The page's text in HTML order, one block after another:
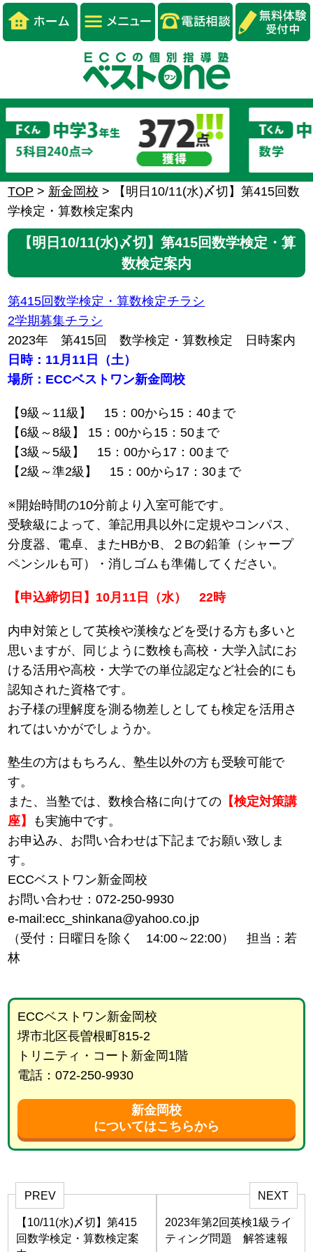
TOP > 新金岡校 >
【明日10/11(水)〆切】第415回数
学検定・算数検定案内
【明日10/11(水)〆切】第415回数学検定・算
数検定案内
第415回数学検定・算数検定チラシ
2学期募集チラシ
2023年 第415回 数学検定・算数検定 日時案内
日時：11月11日（土）
場所：ECCベストワン新金岡校
【9級～11級】 15：00から15：40まで
【6級～8級】 15：00から15：50まで
【3級～5級】 15：00から17：00まで
【2級～準2級】 15：00から17：30まで
※開始時間の10分前より入室可能です。
受験級によって、筆記用具以外に定規やコンパス、
分度器、電卓、またHBかB、２Bの鉛筆（シャープ
ペンシルも可）・消しゴムも準備してください。
【申込締切日】10月11日（水） 22時
内申対策として英検や漢検などを受ける方も多いと
思いますが、同じように数検も高校・大学入試にお
ける活用や高校・大学での単位認定など社会的にも
認知された資格です。
お子様の理解度を測る物差しとしても検定を活用さ
れてはいかがでしょうか。
塾生の方はもちろん、塾生以外の方も受験可能で
す。
また、当塾では、数検合格に向けての 【検定対策講
座】
も実施中です。
お申込み、お問い合わせは下記までお願い致しま
す。
ECCベストワン新金岡校
お問い合わせ：072-250-9930
e-mail:ecc_shinkana@yahoo.co.jp
（受付：日曜日を除く 14:00～22:00） 担当：若
林
ECCベストワン新金岡校
堺市北区長曽根町815-2
トリニティ・コート新金岡1階
電話：072-250-9930
新金岡校
についてはこちらから
PREV
【10/11(水)〆切】第415
回数学検定・算数検定案
NEXT
2023年第2回英検1級ライ
ティング問題 解答速報